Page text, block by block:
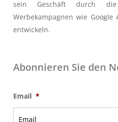
sein Geschäft durch die
Werbekampagnen wie Google
entwickeln.
Abonnieren Sie den
Email *